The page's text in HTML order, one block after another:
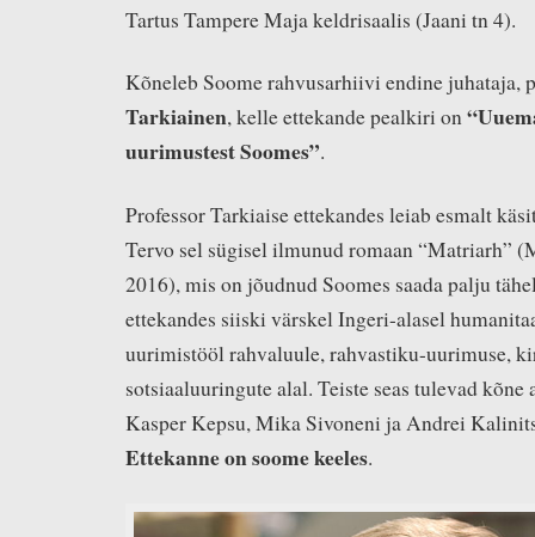
Tartus Tampere Maja keldrisaalis (Jaani tn 4).
Kõneleb Soome rahvusarhiivi endine juhataja,
Tarkiainen, kelle ettekande pealkiri on
uurimustest Soomes”.
Professor Tarkiaise ettekandes leiab esmalt
Tervo sel sügisel ilmunud romaan “Matriarh”
2016), mis on jõudnud Soomes saada palju
ettekandes siiski värskel Ingeri-alasel
uurimistööl rahvaluule, rahvastiku-uurimuse,
sotsiaaluuringute alal. Teiste seas tulevad
Kasper Kepsu, Mika Sivoneni ja Andrei
Ettekanne on soome keeles.